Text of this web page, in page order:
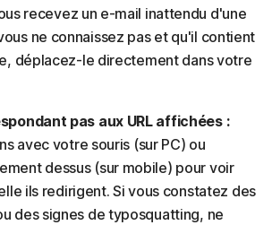
recevez un e-mail inattendu d'une
ne connaissez pas et qu'il contient
déplacez-le directement dans votre
pas aux URL affichées :
avec votre souris (sur PC) ou
dessus (sur mobile) pour voir
ils redirigent. Si vous constatez des
des signes de typosquatting, ne